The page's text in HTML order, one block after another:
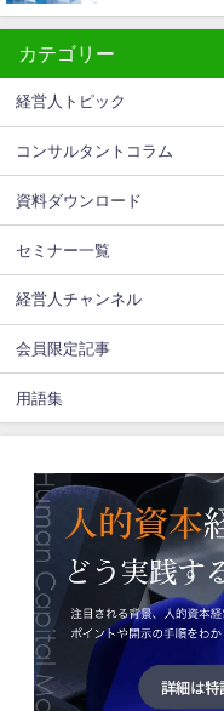
カテゴリー
経営人トピック
コンサルタントコラム
資料ダウンロード
セミナー一覧
経営人チャンネル
会員限定記事
用語集